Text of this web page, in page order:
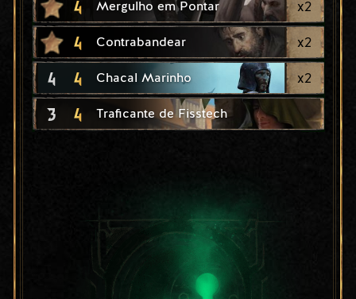
4 Mergulho em Pontar x2
4 Contrabandear x2
4 4 Chacal Marinho x2
3 4 Traficante de Fisstech